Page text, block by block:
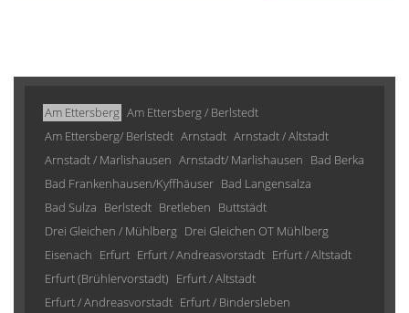
Am Ettersberg Am Ettersberg / Berlstedt
Am Ettersberg/ Berlstedt Arnstadt Arnstadt / Altstadt
Arnstadt / Marlishausen Arnstadt/ Marlishausen Bad Berka
Bad Frankenhausen/Kyffhäuser Bad Langensalza
Bad Sulza Berlstedt Bretleben Buttstädt
Drei Gleichen / Mühlberg Drei Gleichen OT Mühlberg
Eisenach Erfurt Erfurt / Andreasvorstadt Erfurt / Altstadt
Erfurt (Brühlervorstadt) Erfurt / Altstadt
Erfurt / Andreasvorstadt Erfurt / Bindersleben